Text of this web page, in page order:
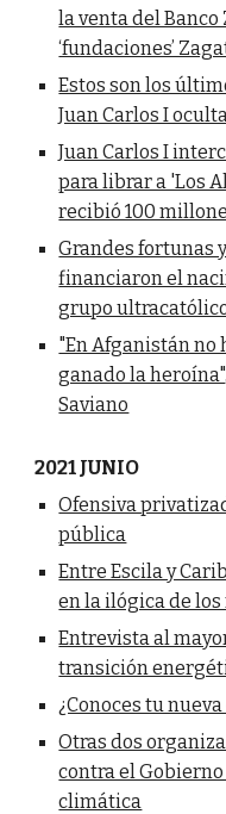
la venta del
‘fundaciones’
Estos son los
Juan Carlos I
Juan Carlos I
para librar a 'Los
recibió 100
Grandes fortunas
financiaron el
grupo
"En Afganistán no
ganado la
Saviano
2021 JUNIO
Ofensiva
pública
Entre Escila y
en la ilógica de
Entrevista al
transición
¿Conoces tu
Otras dos
contra el
climática